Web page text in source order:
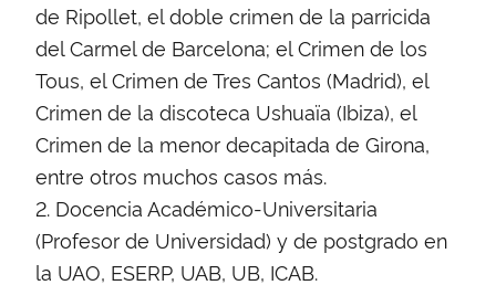
de Ripollet, el doble crimen de la parricida
del Carmel de Barcelona; el Crimen de los
Tous, el Crimen de Tres Cantos (Madrid), el
Crimen de la discoteca Ushuaïa (Ibiza), el
Crimen de la menor decapitada de Girona,
entre otros muchos casos más.
2. Docencia Académico-Universitaria
(Profesor de Universidad) y de postgrado en
la UAO, ESERP, UAB, UB, ICAB.